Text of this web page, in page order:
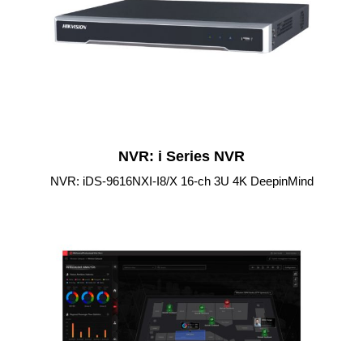
NVR: i Series NVR
NVR: iDS-9616NXI-I8/X 16-ch 3U 4K DeepinMind